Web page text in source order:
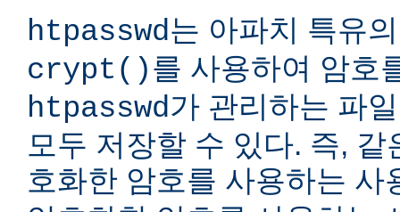
htpasswd는 아파치 특유
crypt()를 사용하여 암호
htpasswd가 관리하는 파
모두 저장할 수 있다. 즉,
호화한 암호를 사용하는